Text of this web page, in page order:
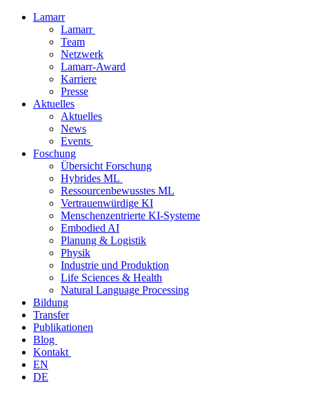
Lamarr
Lamarr
Team
Netzwerk
Lamarr-Award
Karriere
Presse
Aktuelles
Aktuelles
News
Events
Foschung
Übersicht Forschung
Hybrides ML
Ressourcenbewusstes ML
Vertrauenwürdige KI
Menschenzentrierte KI-Systeme
Embodied AI
Planung & Logistik
Physik
Industrie und Produktion
Life Sciences & Health
Natural Language Processing
Bildung
Transfer
Publikationen
Blog
Kontakt
EN
DE